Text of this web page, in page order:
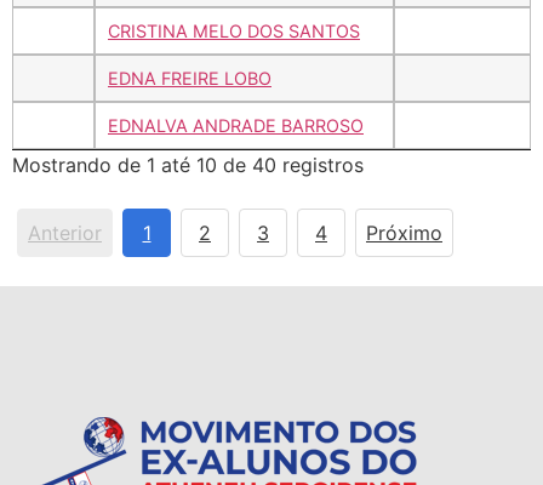
CRISTINA MELO DOS SANTOS
EDNA FREIRE LOBO
EDNALVA ANDRADE BARROSO
Mostrando de 1 até 10 de 40 registros
Anterior 1 2 3 4 Próximo